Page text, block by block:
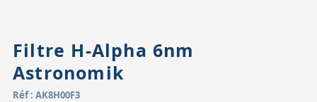
Filtre H-Alpha 6nm
Astronomik
Réf : AK8H00F3